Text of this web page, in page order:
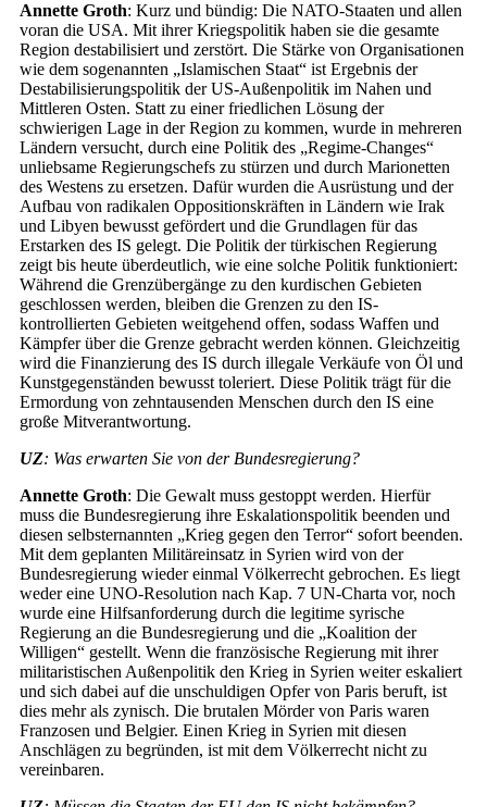
Annette Groth: Kurz und bündig: Die NATO-Staaten und allen
voran die USA. Mit ihrer Kriegspolitik haben sie die gesamte
Region destabilisiert und zerstört. Die Stärke von Organisationen
wie dem sogenannten „Islamischen Staat“ ist Ergebnis der
Destabilisierungspolitik der US-Außenpolitik im Nahen und
Mittleren Osten. Statt zu einer friedlichen Lösung der
schwierigen Lage in der Region zu kommen, wurde in mehreren
Ländern versucht, durch eine Politik des „Regime-Changes“
unliebsame Regierungschefs zu stürzen und durch Marionetten
des Westens zu ersetzen. Dafür wurden die Ausrüstung und der
Aufbau von radikalen Oppositionskräften in Ländern wie Irak
und Libyen bewusst gefördert und die Grundlagen für das
Erstarken des IS gelegt. Die Politik der türkischen Regierung
zeigt bis heute überdeutlich, wie eine solche Politik funktioniert:
Während die Grenzübergänge zu den kurdischen Gebieten
geschlossen werden, bleiben die Grenzen zu den IS-
kontrollierten Gebieten weitgehend offen, sodass Waffen und
Kämpfer über die Grenze gebracht werden können. Gleichzeitig
wird die Finanzierung des IS durch illegale Verkäufe von Öl und
Kunstgegenständen bewusst toleriert. Diese Politik trägt für die
Ermordung von zehntausenden Menschen durch den IS eine
große Mitverantwortung.
UZ: Was erwarten Sie von der Bundesregierung?
Annette Groth: Die Gewalt muss gestoppt werden. Hierfür
muss die Bundesregierung ihre Eskalationspolitik beenden und
diesen selbsternannten „Krieg gegen den Terror“ sofort beenden.
Mit dem geplanten Militäreinsatz in Syrien wird von der
Bundesregierung wieder einmal Völkerrecht gebrochen. Es liegt
weder eine UNO-Resolution nach Kap. 7 UN-Charta vor, noch
wurde eine Hilfsanforderung durch die legitime syrische
Regierung an die Bundesregierung und die „Koalition der
Willigen“ gestellt. Wenn die französische Regierung mit ihrer
militaristischen Außenpolitik den Krieg in Syrien weiter eskaliert
und sich dabei auf die unschuldigen Opfer von Paris beruft, ist
dies mehr als zynisch. Die brutalen Mörder von Paris waren
Franzosen und Belgier. Einen Krieg in Syrien mit diesen
Anschlägen zu begründen, ist mit dem Völkerrecht nicht zu
vereinbaren.